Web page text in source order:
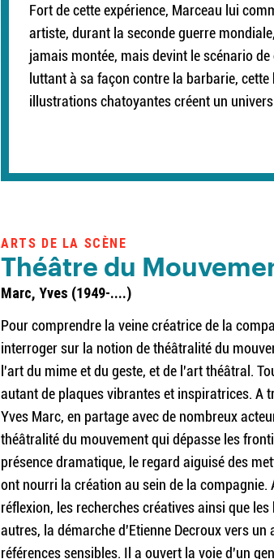
Fort de cette expérience, Marceau lui
artiste, durant la seconde guerre
jamais montée, mais devint le scénario
luttant à sa façon contre la barbarie,
illustrations chatoyantes créent un
ARTS DE LA SCÈNE
Théâtre du
Marc, Yves (1949-....)
Pour comprendre la veine créatrice de la
interroger sur la notion de théâtralité du
l'art du mime et du geste, et de l'art théâtral.
autant de plaques vibrantes et inspiratrices. A
Yves Marc, en partage avec de nombreux
théâtralité du mouvement qui dépasse les
présence dramatique, le regard aiguisé des
ont nourri la création au sein de la
réflexion, les recherches créatives ainsi que
autres, la démarche d'Etienne Decroux vers
références sensibles. Il a ouvert la voie d'un